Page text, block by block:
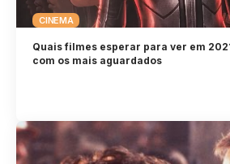
CINEMA
Quais filmes esperar para ver em
com os mais aguardados